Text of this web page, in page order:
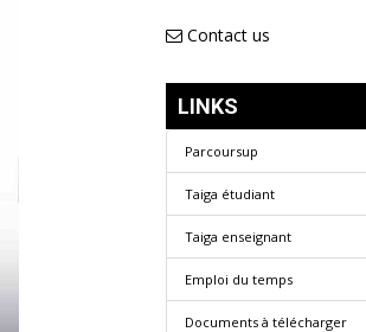
Contact us
LINKS
Parcoursup
Taiga étudiant
Taiga enseignant
Emploi du temps
Documents à télécharger